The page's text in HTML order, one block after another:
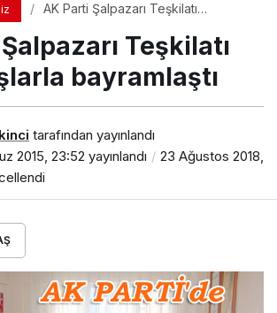
AK Parti Şalpazarı Teşkilatı
Teşkilatı
bayramlaştı
tarafından yayınlandı
2015, 23:52 yayınlandı
23 Ağustos 2018,